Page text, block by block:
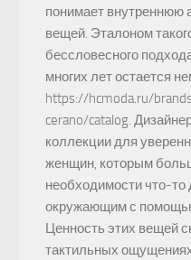
понимает внутреннюю
вещей. Эталоном
бессловесного
многих лет остается
https://hcmoda.ru/
cerano/catalog.
коллекции для
женщин, которым
необходимости что-то
окружающим с
Ценность этих вещей
тактильных